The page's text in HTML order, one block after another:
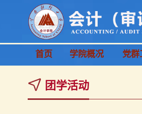
首页 学院概况 党群
团学活动